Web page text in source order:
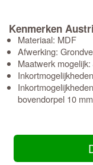
Kenmerken
Materiaal: MDF
Afwerking:
Maatwerk
bovendorpel 10 mm